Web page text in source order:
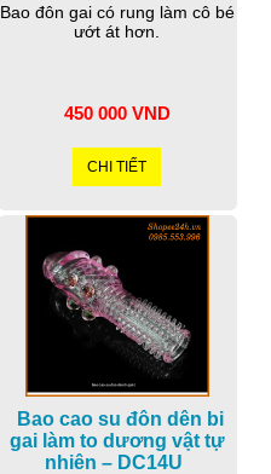
Bao đôn gai có rung làm cô bé
ướt át hơn.
450 000 VND
CHI TIẾT
Bao cao su đôn dên bi
gai làm to dương vật tự
nhiên – DC14U